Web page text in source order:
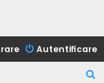
Autentificare